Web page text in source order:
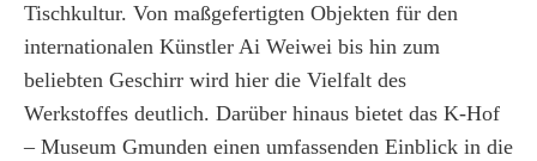
Tischkultur. Von maßgefertigten Objekten für den
internationalen Künstler Ai Weiwei bis hin zum
beliebten Geschirr wird hier die Vielfalt des
Werkstoffes deutlich. Darüber hinaus bietet das K-Hof
– Museum Gmunden einen umfassenden Einblick in die